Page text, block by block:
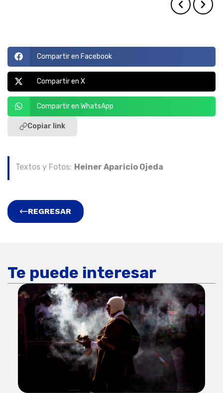
Compartir en Facebook
Compartir en X
Compartir en WhatsApp
Copiar link
Textos y Fotos: Heiner Aparicio Ojeda
REGRESAR
Te puede interesar